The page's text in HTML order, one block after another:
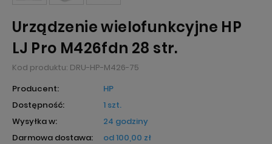
Urządzenie wielofunkcyjne HP
LJ Pro M426fdn 28 str.
Kod produktu: DRU-HP-M426-75
Producent:
HP
Dostępność:
1 szt.
Wysyłka w:
24 godziny
Darmowa dostawa:
od 100,00 zł